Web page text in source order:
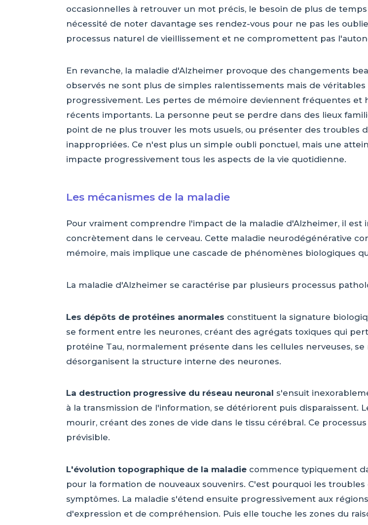
occasionnelles à retrouver un mot précis, le besoin de plus de
nécessité de noter davantage ses rendez-vous pour ne pas les
processus naturel de vieillissement et ne compromettent pas
En revanche, la maladie d'Alzheimer provoque des changements
observés ne sont plus de simples ralentissements mais de
progressivement. Les pertes de mémoire deviennent fréquentes et
récents importants. La personne peut se perdre dans des lieux
point de ne plus trouver les mots usuels, ou présenter des troubles
inappropriées. Ce n'est plus un simple oubli ponctuel, mais une
impacte progressivement tous les aspects de la vie quotidienne.
Les mécanismes de la maladie
Pour vraiment comprendre l'impact de la maladie d'Alzheimer, il
concrètement dans le cerveau. Cette maladie neurodégénérative
mémoire, mais implique une cascade de phénomènes biologiques
La maladie d'Alzheimer se caractérise par plusieurs processus
Les dépôts de protéines anormales constituent la signature
se forment entre les neurones, créant des agrégats toxiques qui
protéine Tau, normalement présente dans les cellules nerveuses,
désorganisent la structure interne des neurones.
La destruction progressive du réseau neuronal s'ensuit
à la transmission de l'information, se détériorent puis disparaissent.
mourir, créant des zones de vide dans le tissu cérébral. Ce
prévisible.
L'évolution topographique de la maladie commence typiquement
pour la formation de nouveaux souvenirs. C'est pourquoi les
symptômes. La maladie s'étend ensuite progressivement aux
d'expression et de compréhension. Puis elle touche les zones du